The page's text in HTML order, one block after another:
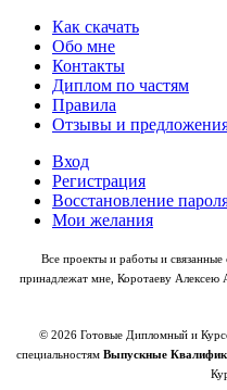
Как скачать
Обо мне
Контакты
Диплом по частям
Правила
Отзывы и
Вход
Регистрация
Восстановление
Мои желания
Все проекты и работы и
принадлежат мне, Коротаеву Алексею
© 2026 Готовые Дипломный и
специальностям Выпускные